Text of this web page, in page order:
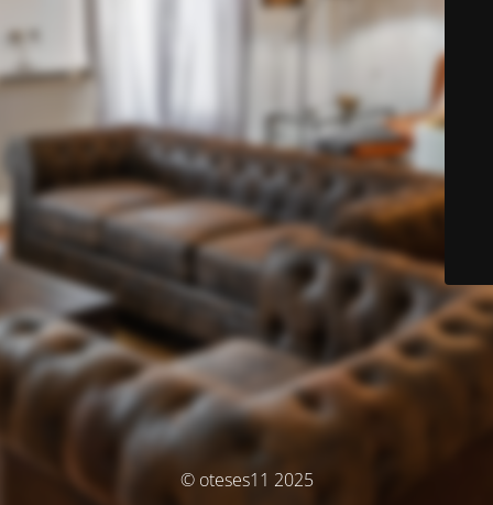
© oteses11 2025